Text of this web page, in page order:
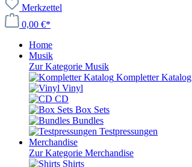
Merkzettel
0,00 €*
Home
Musik
Zur Kategorie Musik
Kompletter Katalog
Vinyl
CD
Box Sets
Bundles
Testpressungen
Merchandise
Zur Kategorie Merchandise
Shirts